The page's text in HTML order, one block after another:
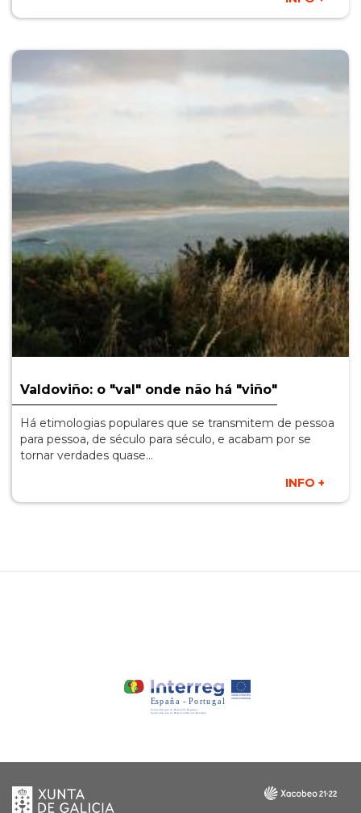
Valdoviño: o "val" onde não há "viño"
Há etimologias populares que se transmitem de pessoa
para pessoa, de século para século, e acabam por se
tornar verdades quase…
INFO +
Xunta
de
Galicia
Galicia